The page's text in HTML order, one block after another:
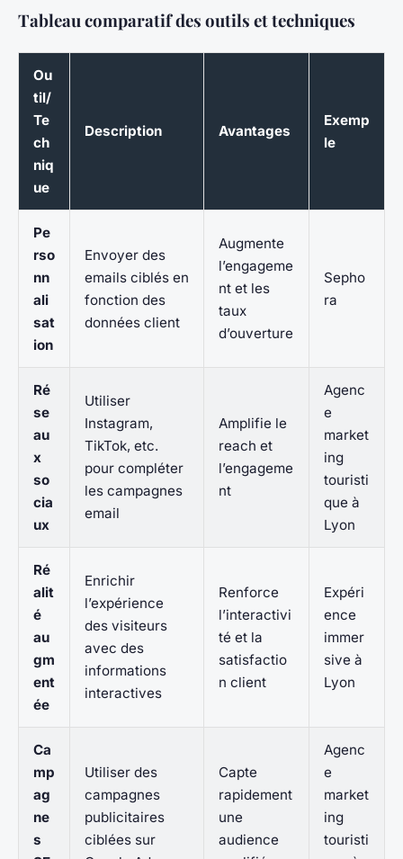
Tableau comparatif des outils et techniques
Ou
til/
Te
ch
niq
ue
Description Avantages
Exemp
le
Pe
rso
nn
ali
sat
ion
Envoyer des
emails ciblés en
fonction des
données client
Augmente
l’engageme
nt et les
taux
d’ouverture
Sepho
ra
Ré
se
au
x
so
cia
ux
Utiliser
Instagram,
TikTok, etc.
pour compléter
les campagnes
email
Amplifie le
reach et
l’engageme
nt
Agenc
e
market
ing
touristi
que à
Lyon
Ré
alit
é
au
gm
ent
ée
Enrichir
l’expérience
des visiteurs
avec des
informations
interactives
Renforce
l’interactivi
té et la
satisfactio
n client
Expéri
ence
immer
sive à
Lyon
Ca
mp
ag
ne
s
Utiliser des
campagnes
publicitaires
ciblées sur
Capte
rapidement
une
audience
Agenc
e
market
ing
touristi